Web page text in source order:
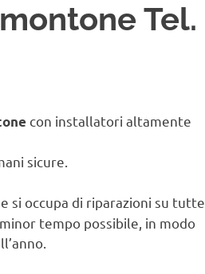
Tel.
con installatori altamente
sicure.
si occupa di riparazioni su tutte
tempo possibile, in modo